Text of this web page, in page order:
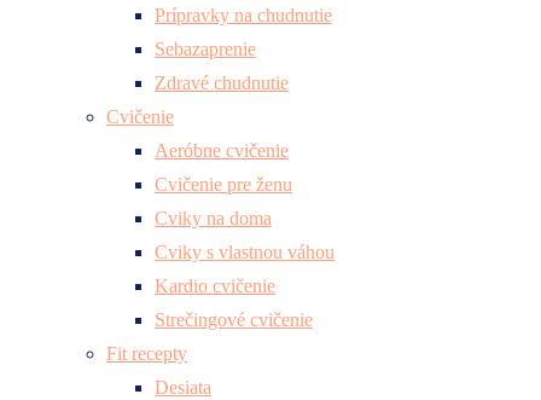
Prípravky na chudnutie
Sebazaprenie
Zdravé chudnutie
Cvičenie
Aeróbne cvičenie
Cvičenie pre ženu
Cviky na doma
Cviky s vlastnou váhou
Kardio cvičenie
Strečingové cvičenie
Fit recepty
Desiata